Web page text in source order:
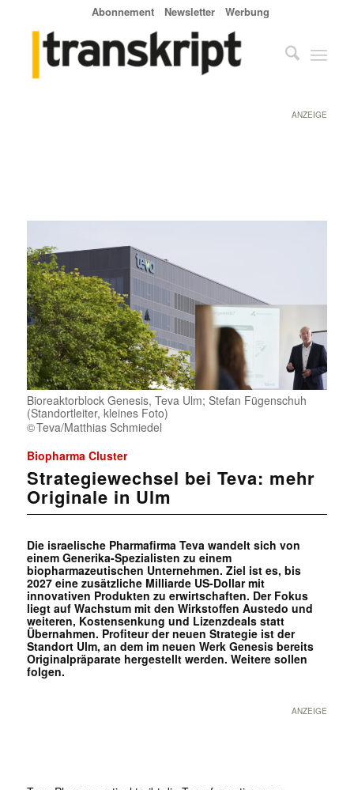
Abonnement Newsletter Werbung
ANZEIGE
Bioreaktorblock Genesis, Teva Ulm; Stefan Fügenschuh
(Standortleiter, kleines Foto)
Teva/Matthias Schmiedel
Biopharma Cluster
Strategiewechsel bei Teva: mehr
Originale in Ulm
Die israelische Pharmafirma Teva wandelt sich von
einem Generika-Spezialisten zu einem
biopharmazeutischen Unternehmen. Ziel ist es, bis
2027 eine zusätzliche Milliarde US-Dollar mit
innovativen Produkten zu erwirtschaften. Der Fokus
liegt auf Wachstum mit den Wirkstoffen Austedo und
weiteren, Kostensenkung und Lizenzdeals statt
Übernahmen. Profiteur der neuen Strategie ist der
Standort Ulm, an dem im neuen Werk Genesis bereits
Originalpräparate hergestellt werden. Weitere sollen
folgen.
ANZEIGE